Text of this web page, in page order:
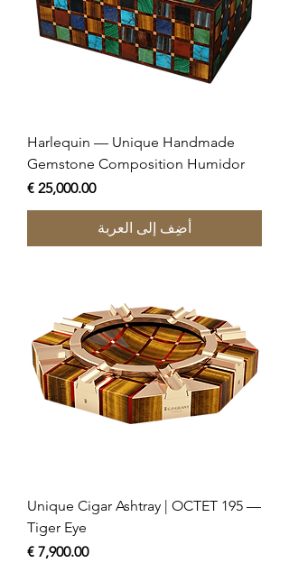
Harlequin — Unique Handmade
Gemstone Composition Humidor
السعر
أضِف إلى العربة
Unique Cigar Ashtray | OCTET 195 —
Tiger Eye
السعر